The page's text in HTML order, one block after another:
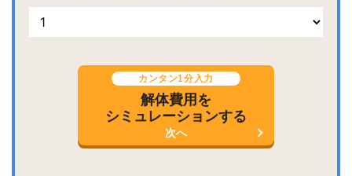
カンタン1分入力
解体費用を
シミュレーションする
次へ